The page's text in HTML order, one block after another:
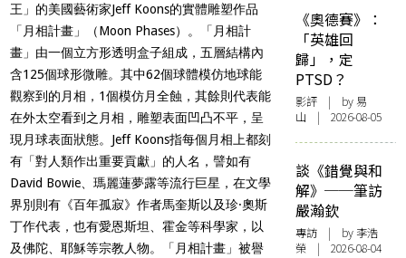
王」的美國藝術家Jeff Koons的實體雕塑作品
「月相計畫」（Moon Phases）。「月相計
畫」由一個立方形透明盒子組成，五層結構內
含125個球形微雕。其中62個球體模仿地球能
觀察到的月相，1個模仿月全蝕，其餘則代表能
在外太空看到之月相，雕塑表面凹凸不平，呈
現月球表面狀態。Jeff Koons指每個月相上都刻
有「對人類作出重要貢獻」的人名，譬如有
David Bowie、瑪麗蓮夢露等流行巨星，在文學
界別則有《百年孤寂》作者馬奎斯以及珍·奧斯
丁作代表，也有愛恩斯坦、霍金等科學家，以
及佛陀、耶穌等宗教人物。「月相計畫」被譽
《奧德賽》：
「英雄回
歸」，定
PTSD？
影評 | by 易
山 | 2026-08-05
談《錯覺與和
解》──筆訪
嚴瀚欽
專訪 | by 李浩
榮 | 2026-08-04